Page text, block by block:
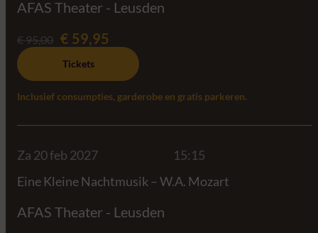
AFAS Theater - Leusden
€ 95,00 € 59,95
Tickets
Inclusief consumpties, garderobe en gratis parkeren.
Za 20 feb 2027
15:15
Eine Kleine Nachtmusik – W.A. Mozart
AFAS Theater - Leusden